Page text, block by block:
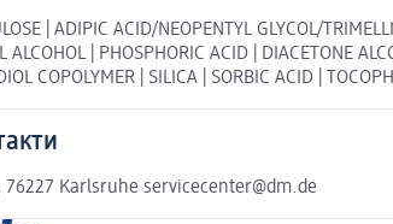
| ADIPIC ACID/NEOPENTYL GLYCOL/
ALCOHOL | PHOSPHORIC ACID | DIACETONE
COPOLYMER | SILICA | SORBIC ACID |
Karlsruhe servicecenter@dm.de